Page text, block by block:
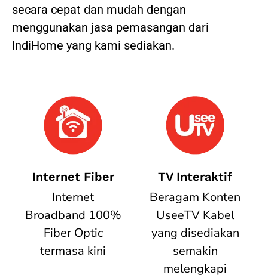
secara cepat dan mudah dengan
menggunakan jasa pemasangan dari
IndiHome yang kami sediakan.
Internet Fiber
Internet
Broadband 100%
Fiber Optic
termasa kini
TV Interaktif
Beragam Konten
UseeTV Kabel
yang disediakan
semakin
melengkapi